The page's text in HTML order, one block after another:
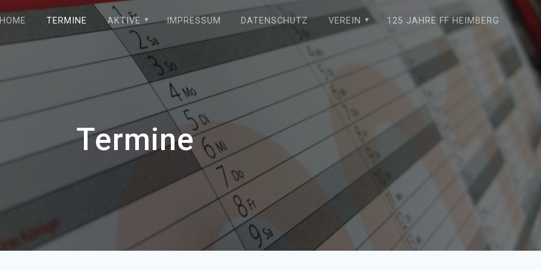
HOME TERMINE AKTIVE IMPRESSUM DATENSCHUTZ VEREIN 125 JAHRE FF HEIMBERG
Termine